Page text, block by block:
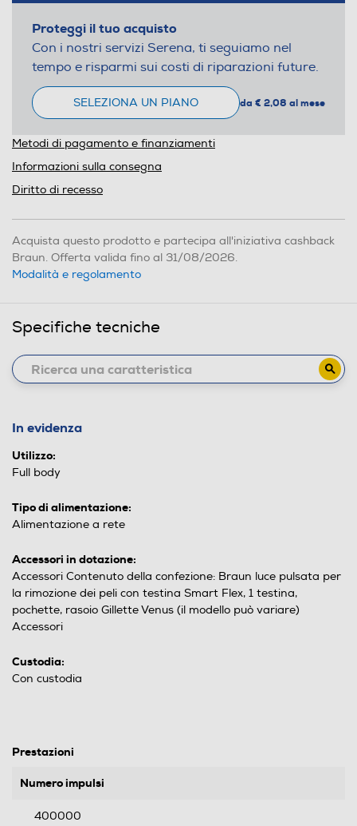
Proteggi il tuo acquisto
Con i nostri servizi Serena, ti seguiamo nel
tempo e risparmi sui costi di riparazioni future.
SELEZIONA UN PIANO da € 2,08 al mese
Metodi di pagamento e finanziamenti
Informazioni sulla consegna
Diritto di recesso
Acquista questo prodotto e partecipa all'iniziativa cashback
Braun. Offerta valida fino al 31/08/2026.
Modalità e regolamento
Specifiche tecniche
In evidenza
Utilizzo:
Full body
Tipo di alimentazione:
Alimentazione a rete
Accessori in dotazione:
Accessori Contenuto della confezione: Braun luce pulsata per
la rimozione dei peli con testina Smart Flex, 1 testina,
pochette, rasoio Gillette Venus (il modello può variare)
Accessori
Custodia:
Con custodia
Prestazioni
Numero impulsi
400000